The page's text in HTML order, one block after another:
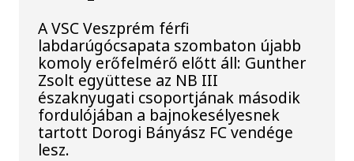
A VSC Veszprém férfi
labdarúgócsapata szombaton újabb
komoly erőfelmérő előtt áll: Gunther
Zsolt együttese az NB III
északnyugati csoportjának második
fordulójában a bajnokesélyesnek
tartott Dorogi Bányász FC vendége
lesz.